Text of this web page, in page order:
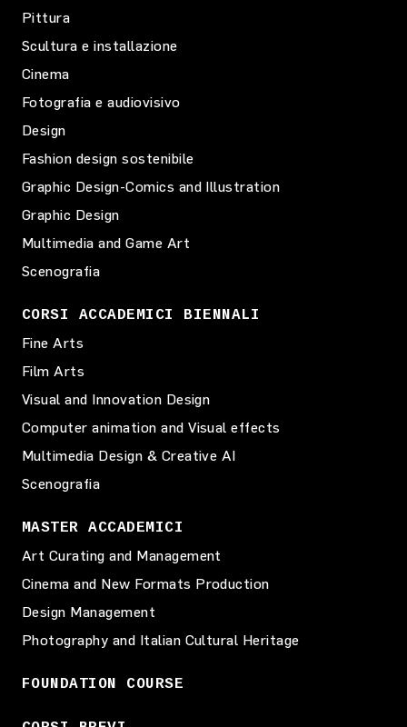
Pittura
Scultura e installazione
Cinema
Fotografia e audiovisivo
Design
Fashion design sostenibile
Graphic Design-Comics and Illustration
Graphic Design
Multimedia and Game Art
Scenografia
CORSI ACCADEMICI BIENNALI
Fine Arts
Film Arts
Visual and Innovation Design
Computer animation and Visual effects
Multimedia Design & Creative AI
Scenografia
MASTER ACCADEMICI
Art Curating and Management
Cinema and New Formats Production
Design Management
Photography and Italian Cultural Heritage
FOUNDATION COURSE